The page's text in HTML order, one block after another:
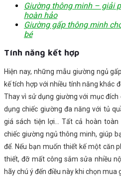
Giường thông minh – giải
hoàn hảo
Giường gấp thông minh
bé
Tính năng kết hợp
Hiện nay, những mẫu giường ngủ
kế tích hợp với nhiều tính năng khác
Thay vì sử dụng giường với mục
dụng chiếc giường đa năng với tủ
giá sách tiện lợi… Tất cả hoàn
chiếc giường ngủ thông minh, giúp
để. Nếu bạn muốn thiết kế một căn
thiết, đỡ mất công sắm sửa nhiều
hãy chú ý đến điều này khi chọn mua